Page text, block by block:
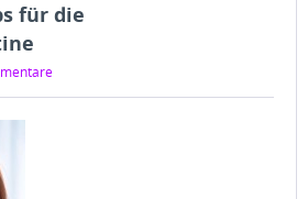
für die